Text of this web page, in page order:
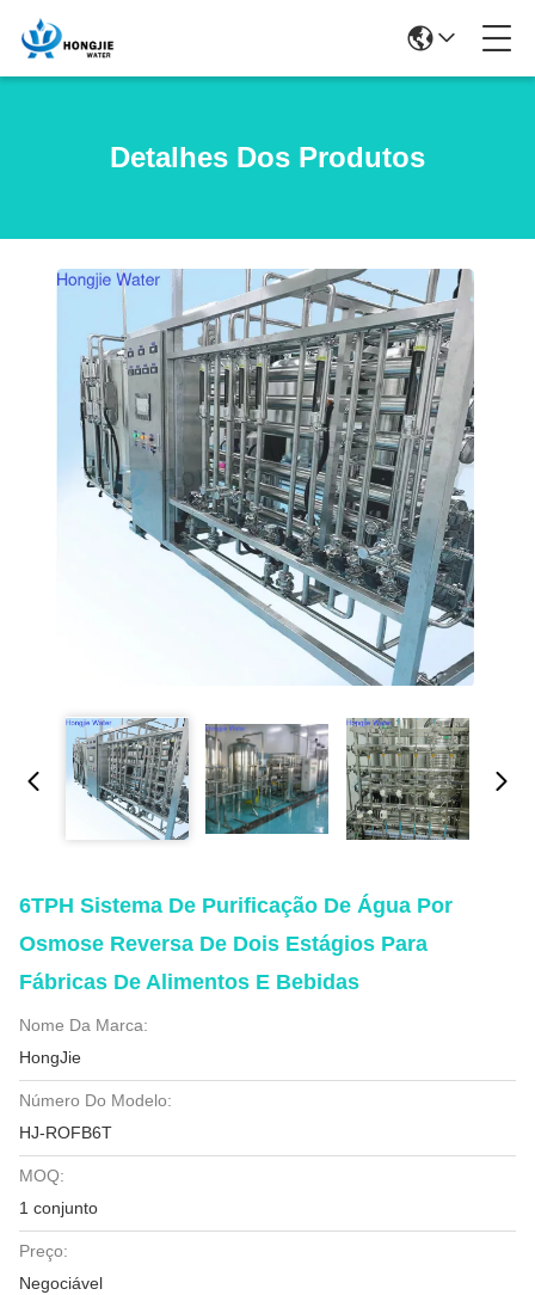
Detalhes Dos Produtos
6TPH Sistema De Purificação De Água Por
Osmose Reversa De Dois Estágios Para
Fábricas De Alimentos E Bebidas
Nome Da Marca:
HongJie
Número Do Modelo:
HJ-ROFB6T
MOQ:
1 conjunto
Preço:
Negociável